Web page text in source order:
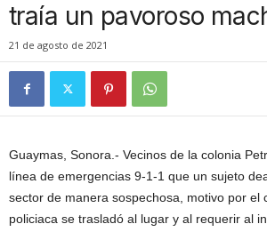
traía un pavoroso
21 de agosto de 2021
Guaymas, Sonora.- Vecinos de la colonia
línea de emergencias 9-1-1 que un sujeto
sector de manera sospechosa, motivo por el
policiaca se trasladó al lugar y al requerir al